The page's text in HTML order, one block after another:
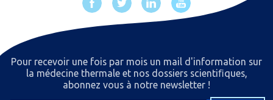
Pour recevoir une fois par mois un mail d'information sur
la médecine thermale et nos dossiers scientiﬁques,
abonnez vous à notre newsletter !